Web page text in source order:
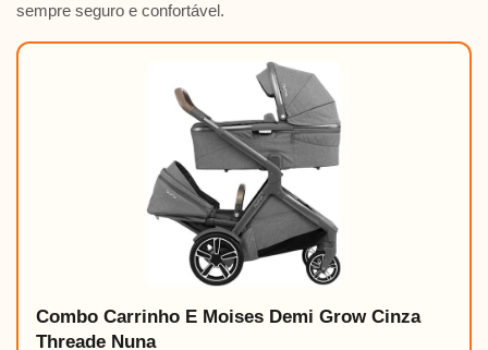
sempre seguro e confortável.
Combo Carrinho E Moises Demi Grow Cinza
Threade Nuna